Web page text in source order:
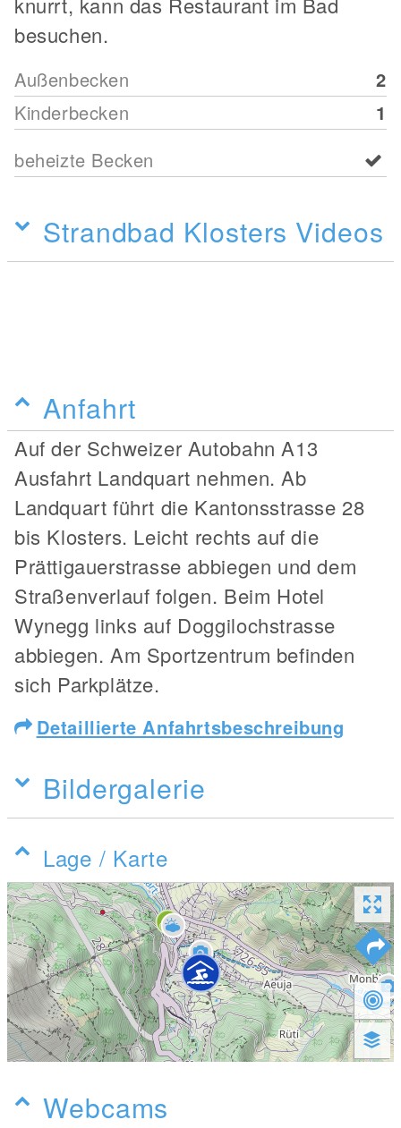
besuchen.
Außenbecken
2
Kinderbecken
1
beheizte Becken
Strandbad Klosters Videos
Anfahrt
Auf der Schweizer Autobahn A13
Ausfahrt Landquart nehmen. Ab
Landquart führt die Kantonsstrasse 28
bis Klosters. Leicht rechts auf die
Prättigauerstrasse abbiegen und dem
Straßenverlauf folgen. Beim Hotel
Wynegg links auf Doggilochstrasse
abbiegen. Am Sportzentrum befinden
sich Parkplätze.
Detaillierte Anfahrtsbeschreibung
Bildergalerie
Lage / Karte
Webcams